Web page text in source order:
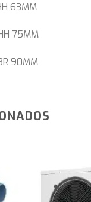
63MM
75MM
90MM